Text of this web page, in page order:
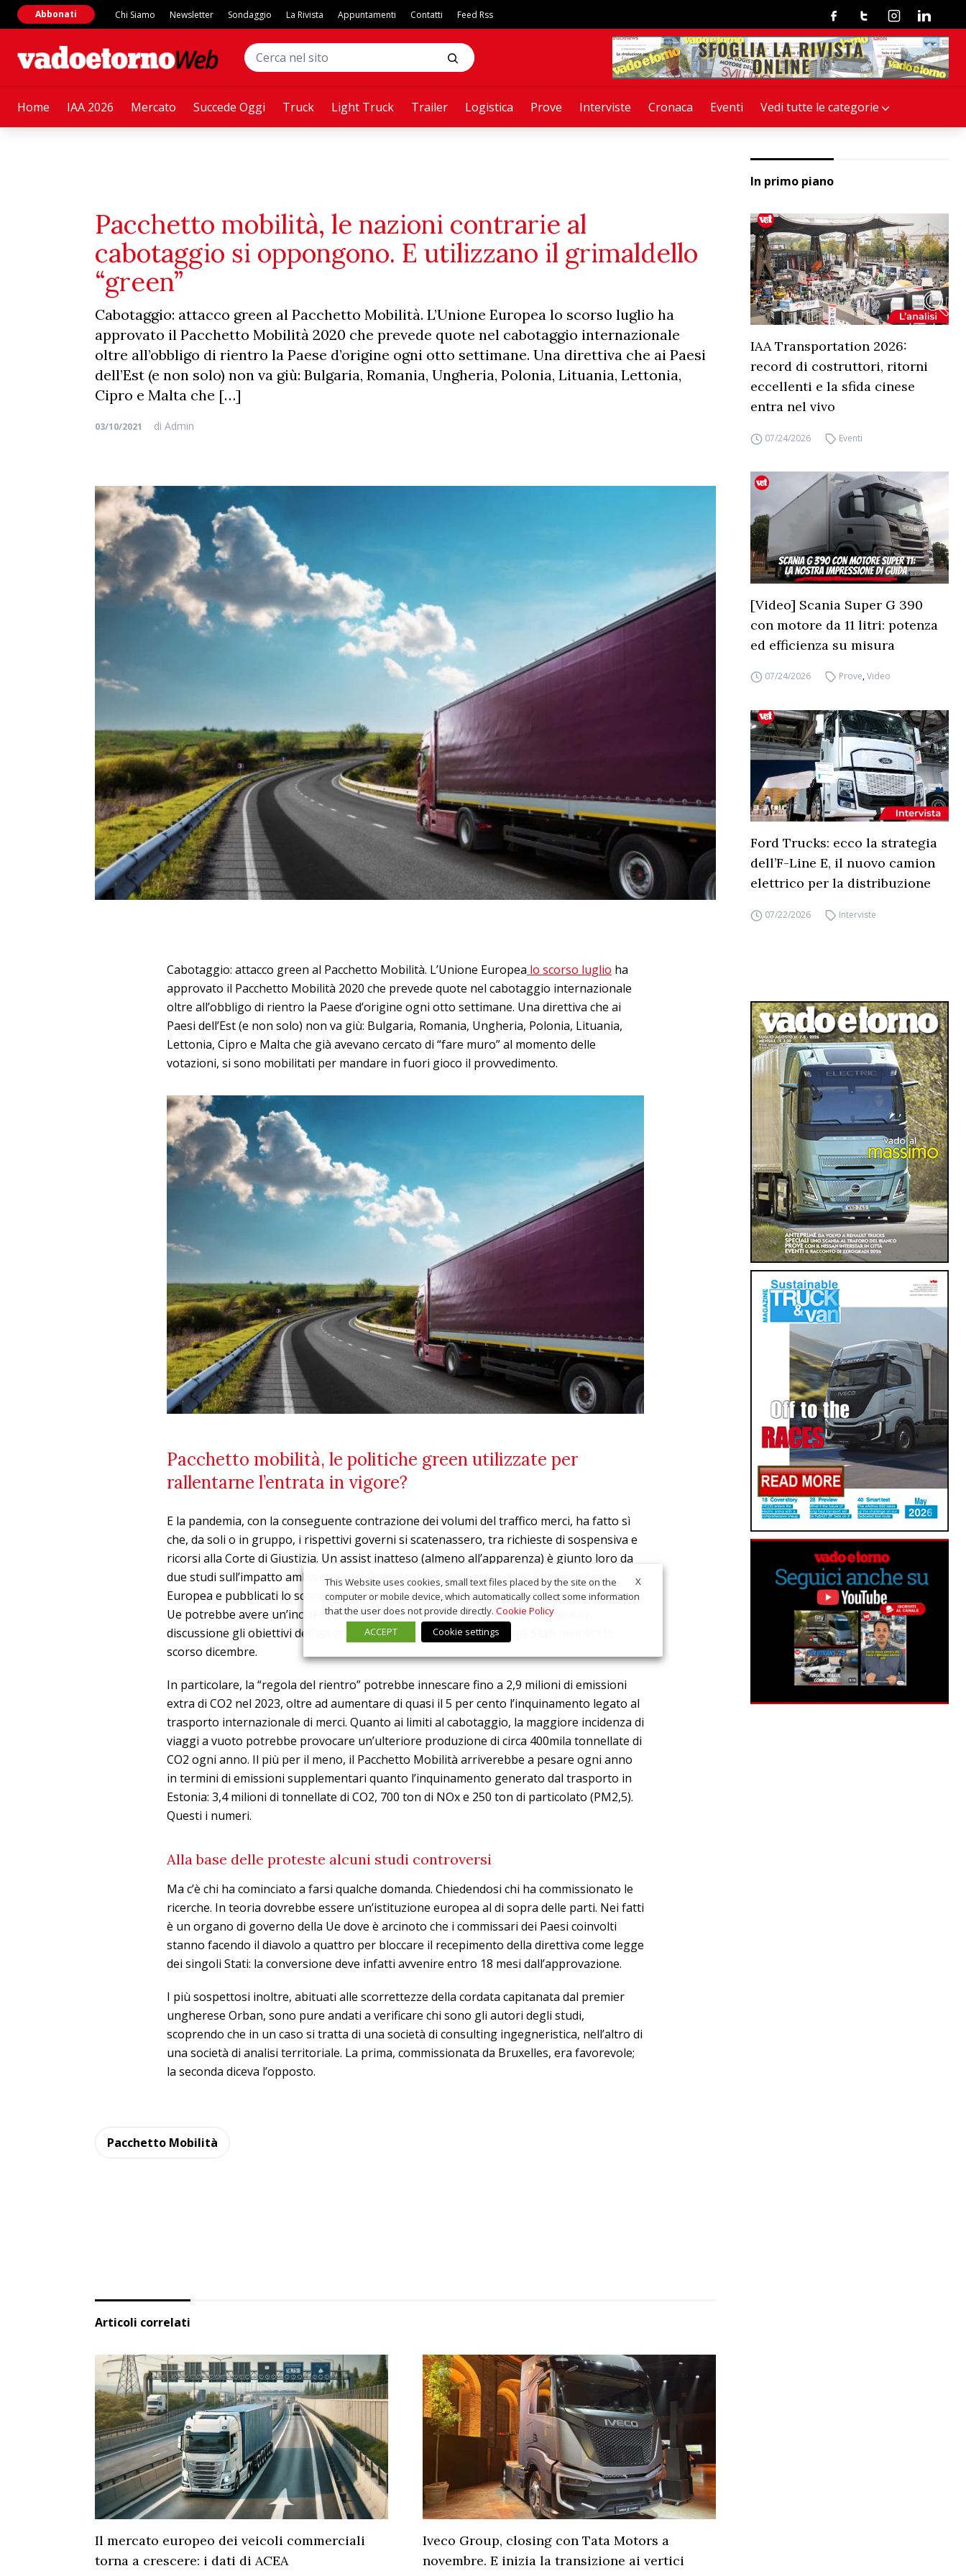
Home IAA 2026 Mercato Succede Oggi Truck Light Truck Trailer Logistica Prove Interviste Cronaca Eventi Vedi tutte le categorie
Abbonati Chi Siamo Newsletter Sondaggio La Rivista Appuntamenti Contatti Feed Rss FacebookTwitterInstagramLinkedin
Pacchetto mobilità, le nazioni contrarie al
cabotaggio si oppongono. E utilizzano il grimaldello
“green”
Cabotaggio: attacco green al Pacchetto Mobilità. L’Unione Europea lo scorso luglio ha
approvato il Pacchetto Mobilità 2020 che prevede quote nel cabotaggio internazionale
oltre all’obbligo di rientro la Paese d’origine ogni otto settimane. Una direttiva che ai Paesi
dell’Est (e non solo) non va giù: Bulgaria, Romania, Ungheria, Polonia, Lituania, Lettonia,
Cipro e Malta che […]
03/10/2021 di Admin
Cabotaggio: attacco green al Pacchetto Mobilità. L’Unione Europea lo scorso luglio ha
approvato il Pacchetto Mobilità 2020 che prevede quote nel cabotaggio internazionale
oltre all’obbligo di rientro la Paese d’origine ogni otto settimane. Una direttiva che ai
Paesi dell’Est (e non solo) non va giù: Bulgaria, Romania, Ungheria, Polonia, Lituania,
Lettonia, Cipro e Malta che già avevano cercato di “fare muro” al momento delle
votazioni, si sono mobilitati per mandare in fuori gioco il provvedimento.
Pacchetto mobilità, le politiche green utilizzate per
rallentarne l’entrata in vigore?
E la pandemia, con la conseguente contrazione dei volumi del traffico merci, ha fatto sì
che, da soli o in gruppo, i rispettivi governi si scatenassero, tra richieste di sospensiva e
ricorsi alla Corte di Giustizia. Un assist inatteso (almeno all’apparenza) è giunto loro da
due studi sull’impatto ambientale del Pacchetto fatti realizzare dalla Commissione
Europea e pubblicati lo scorso 18 febbraio. Ricerche secondo le quali la nuova direttiva
Ue potrebbe avere un’incidenza talmente negativa sull’ambiente da mettere in
discussione gli obiettivi dell’accordo sul Green Deal approvato dagli Stati membri lo
scorso dicembre.
In particolare, la “regola del rientro” potrebbe innescare fino a 2,9 milioni di emissioni
extra di CO2 nel 2023, oltre ad aumentare di quasi il 5 per cento l’inquinamento legato al
trasporto internazionale di merci. Quanto ai limiti al cabotaggio, la maggiore incidenza di
viaggi a vuoto potrebbe provocare un’ulteriore produzione di circa 400mila tonnellate di
CO2 ogni anno. Il più per il meno, il Pacchetto Mobilità arriverebbe a pesare ogni anno
in termini di emissioni supplementari quanto l’inquinamento generato dal trasporto in
Estonia: 3,4 milioni di tonnellate di CO2, 700 ton di NOx e 250 ton di particolato (PM2,5).
Questi i numeri.
Alla base delle proteste alcuni studi controversi
Ma c’è chi ha cominciato a farsi qualche domanda. Chiedendosi chi ha commissionato le
ricerche. In teoria dovrebbe essere un’istituzione europea al di sopra delle parti. Nei fatti
è un organo di governo della Ue dove è arcinoto che i commissari dei Paesi coinvolti
stanno facendo il diavolo a quattro per bloccare il recepimento della direttiva come legge
dei singoli Stati: la conversione deve infatti avvenire entro 18 mesi dall’approvazione.
I più sospettosi inoltre, abituati alle scorrettezze della cordata capitanata dal premier
ungherese Orban, sono pure andati a verificare chi sono gli autori degli studi,
scoprendo che in un caso si tratta di una società di consulting ingegneristica, nell’altro di
una società di analisi territoriale. La prima, commissionata da Bruxelles, era favorevole;
la seconda diceva l’opposto.
Pacchetto Mobilità
In primo piano
IAA Transportation 2026:
record di costruttori, ritorni
eccellenti e la sfida cinese
entra nel vivo
07/24/2026 Eventi
[Video] Scania Super G 390
con motore da 11 litri: potenza
ed efficienza su misura
07/24/2026 Prove,Video
Ford Trucks: ecco la strategia
dell’F-Line E, il nuovo camion
elettrico per la distribuzione
07/22/2026 Interviste
Articoli correlati
Il mercato europeo dei veicoli commerciali
torna a crescere: i dati di ACEA
Iveco Group, closing con Tata Motors a
novembre. E inizia la transizione ai vertici
X
This Website uses cookies, small text files placed by the site on the
computer or mobile device, which automatically collect some information
that the user does not provide directly. Cookie Policy
ACCEPT
Cookie settings